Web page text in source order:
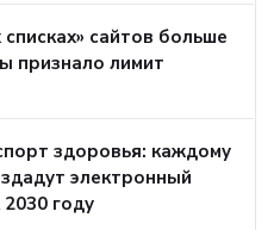
сайтов больше
признало лимит
здоровья: каждому
электронный
году